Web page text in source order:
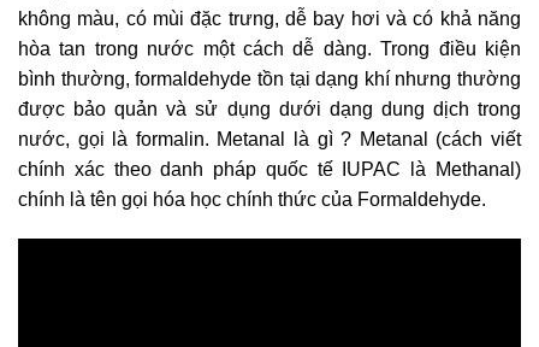
không màu, có mùi đặc trưng, dễ bay hơi và có khả năng
hòa tan trong nước một cách dễ dàng. Trong điều kiện
bình thường, formaldehyde tồn tại dạng khí nhưng thường
được bảo quản và sử dụng dưới dạng dung dịch trong
nước, gọi là formalin. Metanal là gì ? Metanal
(cách viết
chính xác theo danh pháp quốc tế IUPAC là Methanal)
chính là tên gọi hóa học chính thức của Formaldehyde.